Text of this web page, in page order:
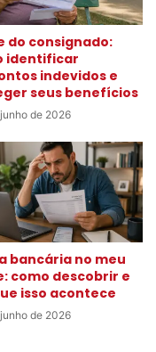
do consignado:
identificar
indevidos e
seus benefícios
de 2026
bancária no meu
como descobrir e
isso acontece
de 2026